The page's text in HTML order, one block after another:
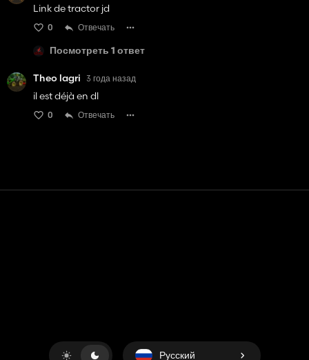
Link de tractor jd
0 Отвечать
Посмотреть 1 ответ
Theo lagri 3 года назад
il est déjà en dl
0 Отвечать
Русский